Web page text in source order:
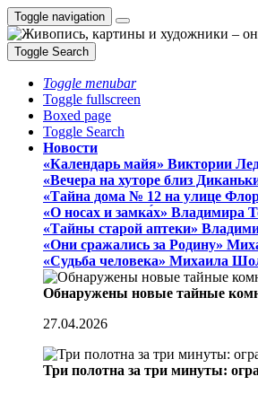
Toggle navigation
Toggle Search
Toggle menubar
Toggle fullscreen
Boxed page
Toggle Search
Новости
«Календарь майя» Виктории
«Вечера на хуторе близ
«Тайна дома № 12 на улице
«О носах и замка́х» Владимира
«Тайны старой аптеки»
«Они сражались за Родину»
«Судьба человека» Михаила
Обнаружены новые тайные
27.04.2026
Три полотна за три минуты: